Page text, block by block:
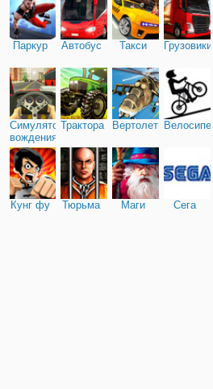
Паркур Автобус Такси Грузовики
Симулятор
вождения
Трактора ВертолетыВелосипед
Кунг фу Тюрьма Маги Сега